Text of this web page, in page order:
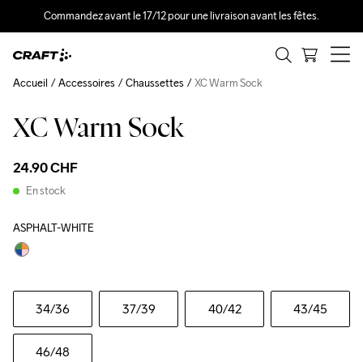
Commandez avant le 17/12 pour une livraison avant les fêtes.
XC Warm Sock
24.90 CHF
En stock
ASPHALT-WHITE
34/36 37/39 40/42 43/45
46/48
Accueil Accessoires Chaussettes XC Warm Sock
Recycled